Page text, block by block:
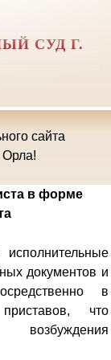
СУД Г.
сайта
Орла!
в форме
документов и
в
что